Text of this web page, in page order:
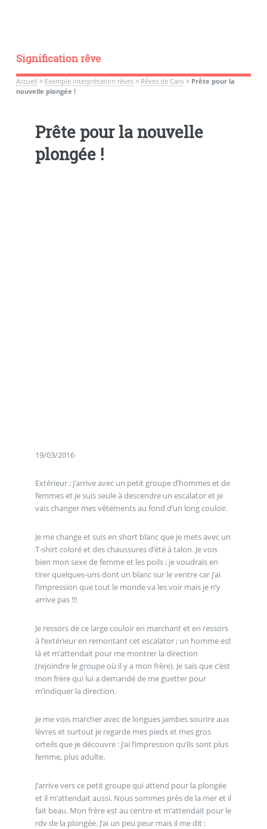
Signification rêve
Accueil > Exemple interprétation rêves> Rêves de Caro > Prête pour la
nouvelle plongée !
Prête pour la nouvelle
plongée !
19/03/2016
Extérieur ; j’arrive avec un petit groupe d’hommes et de
femmes et je suis seule à descendre un escalator et je
vais changer mes vêtements au fond d’un long couloir.
Je me change et suis en short blanc que je mets avec un
T-shirt coloré et des chaussures d’été à talon. Je vois
bien mon sexe de femme et les poils ; je voudrais en
tirer quelques-uns dont un blanc sur le ventre car j’ai
l’impression que tout le monde va les voir mais je n’y
arrive pas !!!
Je ressors de ce large couloir en marchant et en ressors
à l’extérieur en remontant cet escalator ; un homme est
là et m’attendait pour me montrer la direction
(rejoindre le groupe où il y a mon frère). Je sais que c’est
mon frère qui lui a demandé de me guetter pour
m’indiquer la direction.
Je me vois marcher avec de longues jambes sourire aux
lèvres et surtout je regarde mes pieds et mes gros
orteils que je découvre : j’ai l’impression qu’ils sont plus
femme, plus adulte.
J’arrive vers ce petit groupe qui attend pour la plongée
et il m’attendait aussi. Nous sommes près de la mer et il
fait beau. Mon frère est au centre et m’attendait pour le
rdv de la plongée. J’ai un peu peur mais il me dit :